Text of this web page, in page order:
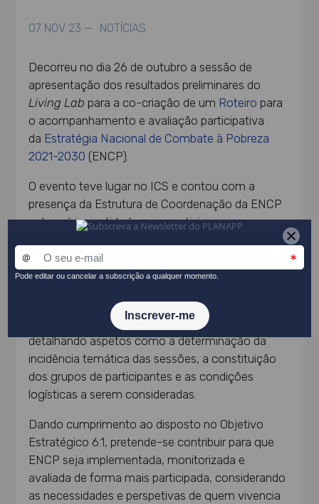
07 NOV 23 — NOTÍCIAS
Decorreu no dia 26 de outubro a sessão de
apresentação dos resultados preliminares do
Living Lab para a co-criação de um Roteiro para
o acompanhamento e avaliação participativa
da Estratégia Nacional de Combate à Pobreza
2021-2030 (ENCP).
O evento teve lugar no ICS e contou com a
presença da Estrutura de Coordenação da ENCP
e das várias entidades que participaram nas
O Roteiro apresentado contém diretrizes para a
envolvendo as organizações no terreno e
pessoas em situação de vulnerabilidade,
detalhando aspetos como a determinação da
incidência temática das sessões, a constituição
dos grupos de participantes e as condições
logísticas a serem consideradas.
Dando cumprimento ao disposto no Objetivo
Estratégico 6.1, pretende-se contribuir para que
ENCP seja implementada, monitorizada e
avaliada de forma mais participada, considerando
as necessidades e perspetivas de quem vivencia